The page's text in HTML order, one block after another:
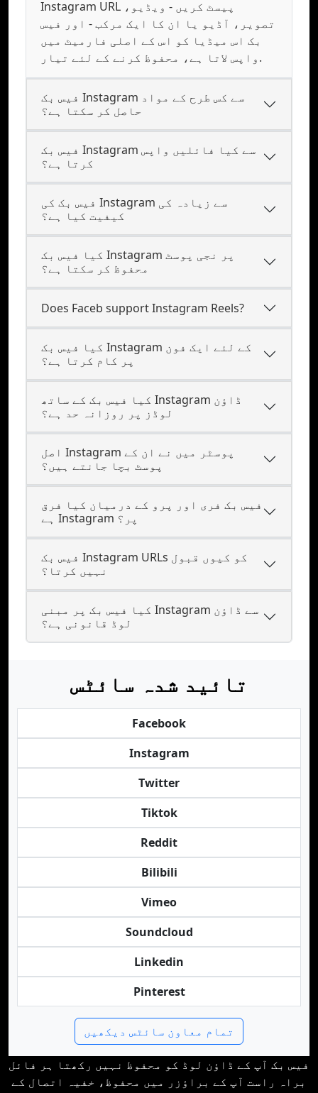
Instagram URL پیسٹ کریں - ویڈیو،
تصویر، آڈیو یا ان کا ایک مرکب - اور فیس
بک اس میڈیا کو اس کے اصلی فارمیٹ میں
واپس لاتا ہے، محفوظ کرنے کے لئے تیار.
فیس بک Instagram سے کس طرح کے مواد
حاصل کر سکتا ہے؟
فیس بک Instagram سے کیا فائلیں واپس
کرتا ہے؟
فیس بک کی Instagram سے زیادہ کی
کیفیت کیا ہے؟
کیا فیس بک Instagram پر نجی پوسٹ
محفوظ کر سکتا ہے؟
Does Faceb support Instagram Reels?
کیا فیس بک Instagram کے لئے ایک فون
پر کام کرتا ہے؟
کیا فیس بک کے ساتھ Instagram ڈاؤن
لوڈز پر روزانہ حد ہے؟
اصل Instagram پوسٹر میں نے ان کے
پوسٹ بچا جانتے ہیں؟
فیس بک فری اور پرو کے درمیان کیا فرق
ہے Instagram پر؟
فیس بک Instagram URLs کو کیوں قبول
نہیں کرتا؟
کیا فیس بک پر مبنی Instagram سے ڈاؤن
لوڈ قانونی ہے؟
تائید شدہ سائٹس
Facebook
Instagram
Twitter
Tiktok
Reddit
Bilibili
Vimeo
Soundcloud
Linkedin
Pinterest
تمام معاون سائٹس دیکھیں
فیس بک آپ کے ڈاؤن لوڈ کو محفوظ نہیں رکھتا ہر فائل
براہ راست آپ کے براؤزر میں محفوظ، خفیہ اتصال کے